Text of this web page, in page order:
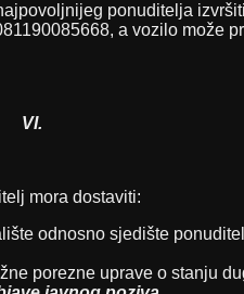
ponuditelja
a vozilo može
VI.
mora dostaviti:
odnosno sjedište
porezne uprave o stanju